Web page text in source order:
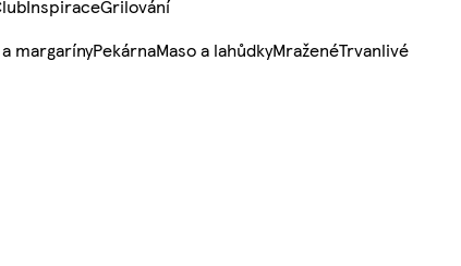
InspiraceGrilování
margarínyPekárnaMaso a lahůdkyMraženéTrvanlivé